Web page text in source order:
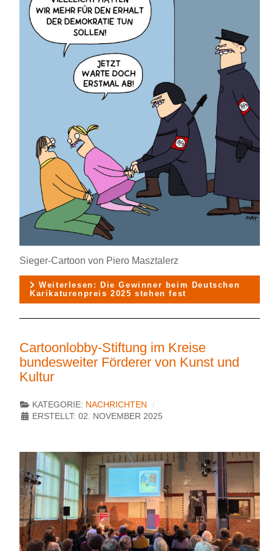
Sieger-Cartoon von Piero Masztalerz
Weiterlesen: Die Gewinner beim Deutschen
Karikaturenpreis 2025 stehen fest
Cartoonlobby-Stiftung im Kreise
bundesweiter Förderer von Kunst und
Kultur
KATEGORIE: NACHRICHTEN
ERSTELLT: 02. NOVEMBER 2025